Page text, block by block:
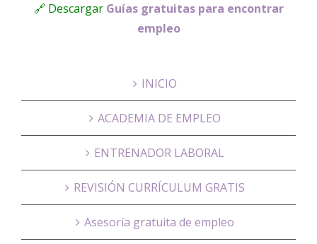
🔗 Descargar Guías gratuitas para encontrar
empleo
INICIO
ACADEMIA DE EMPLEO
ENTRENADOR LABORAL
REVISIÓN CURRÍCULUM GRATIS
Asesoría gratuita de empleo